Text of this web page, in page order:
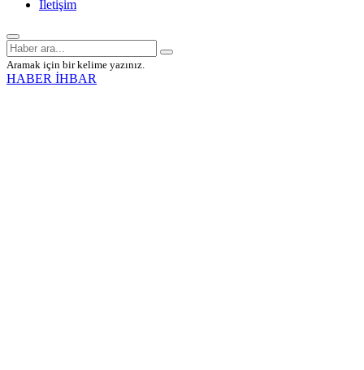
İletişim
Aramak için bir kelime yazınız.
HABER İHBAR